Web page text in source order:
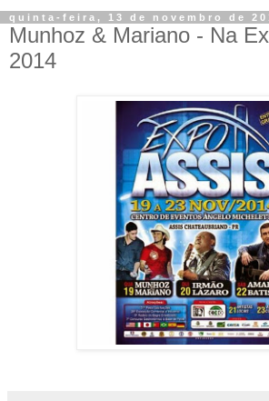
quinta-feira, 13 de novembro de
Munhoz & Mariano - Na
2014